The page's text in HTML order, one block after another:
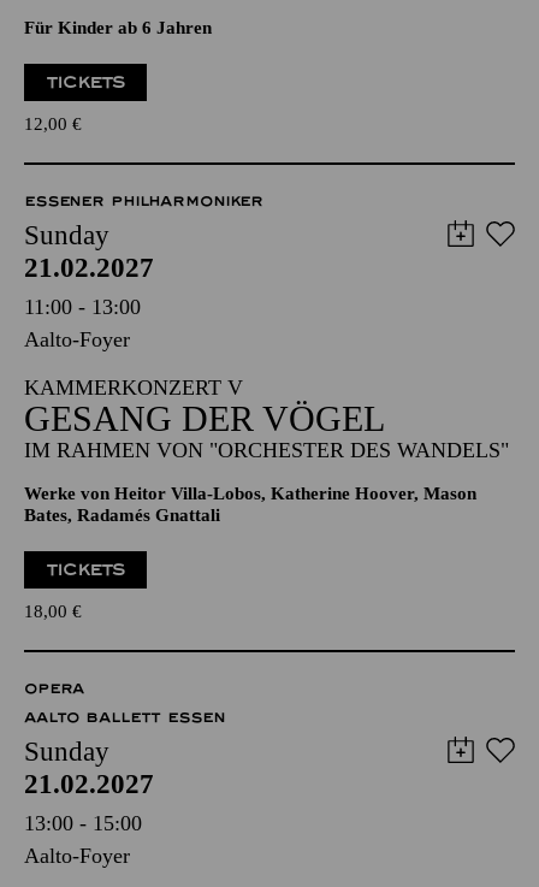
Für Kinder ab 6 Jahren
TICKETS
12,00 €
ESSENER PHILHARMONIKER
Sunday
21.02.2027
11:00 - 13:00
Aalto-Foyer
KAMMERKONZERT V
GESANG DER VÖGEL
IM RAHMEN VON "ORCHESTER DES WANDELS"
Werke von Heitor Villa-Lobos, Katherine Hoover, Mason
Bates, Radamés Gnattali
TICKETS
18,00 €
OPERA
AALTO BALLETT ESSEN
Sunday
21.02.2027
13:00 - 15:00
Aalto-Foyer